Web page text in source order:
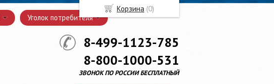
Уголок потребителя
8-499-1123-785
8-800-1000-531
ЗВОНОК ПО РОССИИ БЕСПЛАТНЫЙ
Корзина (0)